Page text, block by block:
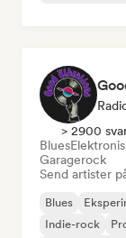
> 2900
Blues
Garagerock
Send artister
Blues
Indie-rock